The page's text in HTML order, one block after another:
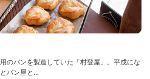
のパンを製造していた「村登屋」。平成にな
パン屋と...